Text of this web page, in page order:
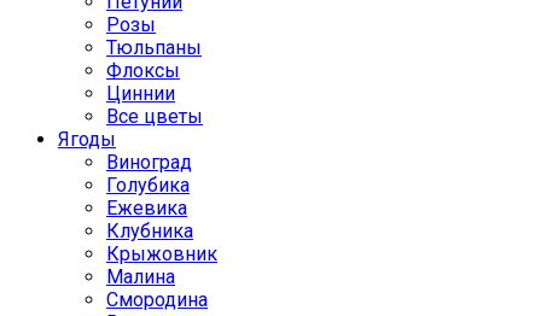
Розы
Тюльпаны
Флоксы
Циннии
Все цветы
Ягоды
Виноград
Голубика
Ежевика
Клубника
Крыжовник
Малина
Смородина